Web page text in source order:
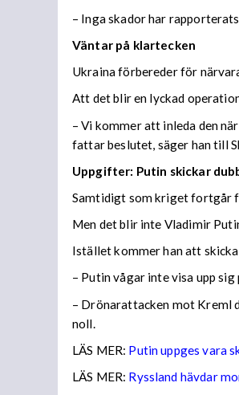
– Inga skador har
Väntar på klartecken
Ukraina förbereder för
Att det blir en lyckad
– Vi kommer att inleda den
fattar beslutet, säger han till
Uppgifter: Putin skickar
Samtidigt som kriget fortgår
Men det blir inte Vladimir
Istället kommer han att
– Putin vågar inte visa upp
– Drönarattacken mot Kreml
noll.
LÄS MER: Putin uppges vara
LÄS MER: Ryssland hävdar